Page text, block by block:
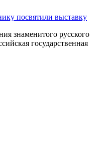
посвятили выставку
знаменитого русского
государственная